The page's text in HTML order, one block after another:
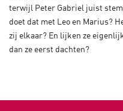
terwijl Peter Gabriel juist
doet dat met Leo en Marius?
zij elkaar? En lijken ze
dan ze eerst dachten?